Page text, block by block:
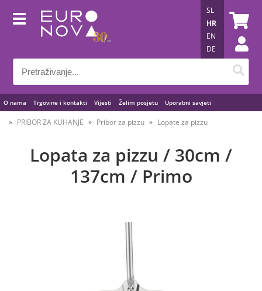
O nama Trgovine i kontakti Vijesti Želim posjetu Uporabni savjeti
SL
HR
EN
DE
PRIBOR ZA KUHANJE Pribor za pizzu Lopate za pizzu
Lopata za pizzu / 30cm /
137cm / Primo